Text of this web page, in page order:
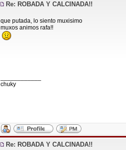
Re: ROBADA Y CALCINADA!!
que putada, lo siento muxisimo
muxos animos rafa!!
chuky
Re: ROBADA Y CALCINADA!!